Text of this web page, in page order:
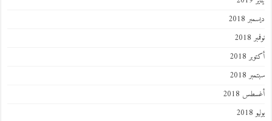
ديسمبر 2018
نوفمبر 2018
أكتوبر 2018
سبتمبر 2018
أغسطس 2018
يوليو 2018